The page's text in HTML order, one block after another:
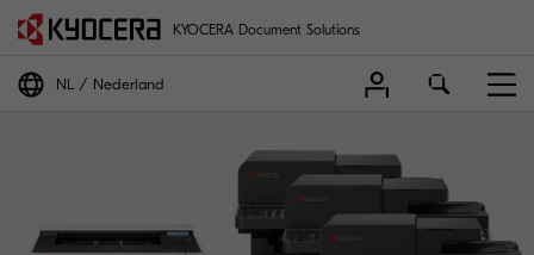
KYOCERA Document Solutions
NL Nederland